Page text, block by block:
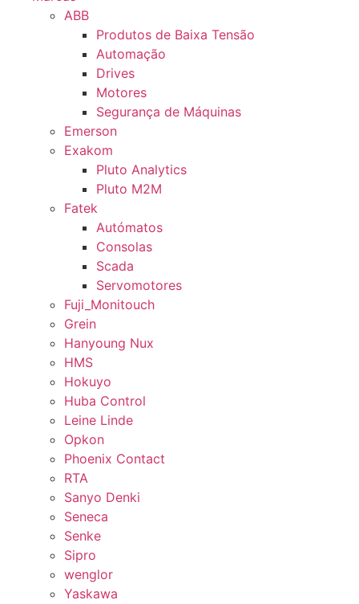
ABB
Produtos de Baixa Tensão
Automação
Drives
Motores
Segurança de Máquinas
Emerson
Exakom
Pluto Analytics
Pluto M2M
Fatek
Autómatos
Consolas
Scada
Servomotores
Fuji_Monitouch
Grein
Hanyoung Nux
HMS
Hokuyo
Huba Control
Leine Linde
Opkon
Phoenix Contact
RTA
Sanyo Denki
Seneca
Senke
Sipro
wenglor
Yaskawa